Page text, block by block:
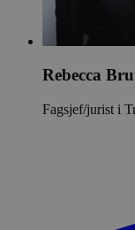
Rebecca
Fagsjef/jurist i